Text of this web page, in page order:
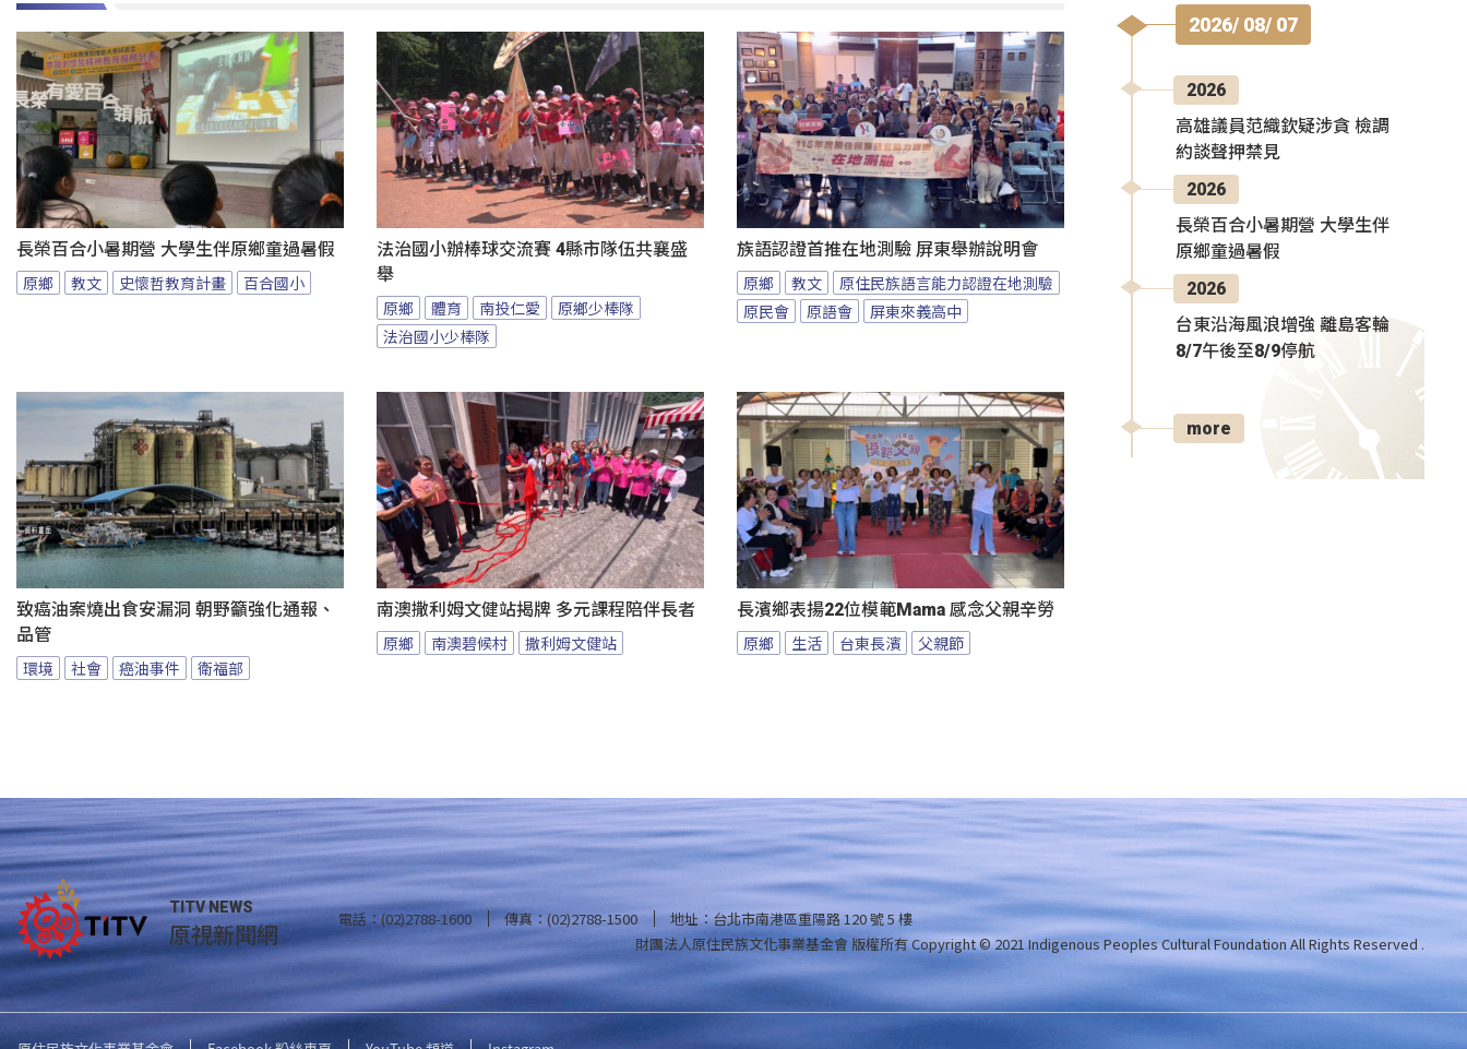
長榮百合小暑期營 大學生伴原鄉童過暑假
原鄉 教文 史懷哲教育計畫 百合國小
法治國小辦棒球交流賽 4縣市隊伍共襄盛
舉
原鄉 體育 南投仁愛
原鄉少棒隊
法治國小少棒隊
族語認證首推在地測驗 屏東舉辦說明會
原鄉 教文
原住民族語言能力認證在地測驗
原民會
原語會 屏東來義高中
致癌油案燒出食安漏洞 朝野籲強化通報、
品管
環境 社會 癌油事件 衛福部
南澳撒利姆文健站揭牌 多元課程陪伴長者
原鄉 南澳碧候村 撒利姆文健站
長濱鄉表揚22位模範Mama 感念父親辛勞
原鄉 生活 台東長濱 父親節
2026/ 08/ 07
2026
高雄議員范織欽疑涉貪 檢調
約談聲押禁見
2026
長榮百合小暑期營 大學生伴
原鄉童過暑假
2026
台東沿海風浪增強 離島客輪
8/7午後至8/9停航
more
TITV NEWS
原視新聞網 電話：(02)2788-1600 傳真：(02)2788-1500
地址：台北市南港區重陽路 120 號 5 樓
財團法人原住民族文化事業基金會 版權所有Copyright © 2021 Indigenous Peoples Cultural Foundation All Rights Reserved .